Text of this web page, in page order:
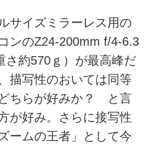
サイズミラーレス用の
ンのZ24-200mm f/4-6.3
さ約570ｇ）が最高峰だ
描写性のおいては同等
ちらが好みか？ と言
が好み。さらに接写性
ームの王者」として今